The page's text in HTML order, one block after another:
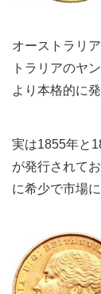
オーストラリ
トラリアのヤ
より本格的に
実は1855年と
が発行されて
に希少で市場